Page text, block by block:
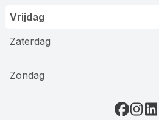
Vrijdag
Zaterdag
Zondag